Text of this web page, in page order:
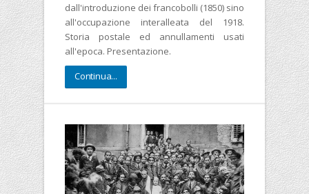
dall'introduzione dei francobolli (1850) sino
all'occupazione interalleata del 1918.
Storia postale ed annullamenti usati
all'epoca. Presentazione.
Continua...